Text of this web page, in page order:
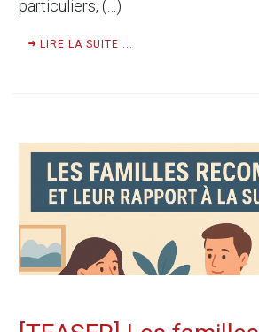
particuliers, (…)
LIRE LA SUITE ...